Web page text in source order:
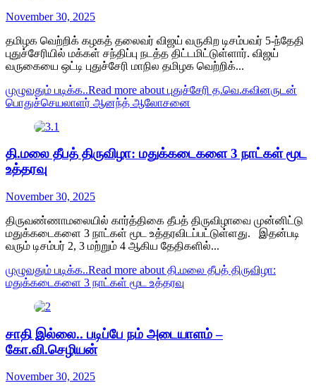
November 30, 2025
தமிழக வெற்றிக் கழகத் தலைவர் விஜய் வருகிற டிசம்பவர் 5-ந்தேதி
புதுச்சேரியில் மக்கள் சந்திப்பு நடத்த திட்டமிட்டுள்ளார். விஜய்
வருகையை ஒட்டி புதுச்சேரி மாநில தமிழக வெற்றிக்...
முழுவதும் படிக்க..Read more about புதுச்சேரி த.வெ.கவினருடன்
பொதுச்செயலாளர் ஆனந்த் ஆலோசனை
தி.மலை தீபத் திருவிழா: மதுக்கடைகளை 3 நாட்கள் மூட
உத்தரவு
November 30, 2025
திருவண்ணாமலையில் கார்த்திகை தீபத் திருவிழாவை முன்னிட்டு
மதுக்கடைகளை 3 நாட்கள் மூட உத்தரவிடப்பட்டுள்ளது. இதன்படி
வரும் டிசம்பர் 2, 3 மற்றும் 4 ஆகிய தேதிகளில்...
முழுவதும் படிக்க..Read more about தி.மலை தீபத் திருவிழா:
மதுக்கடைகளை 3 நாட்கள் மூட உத்தரவு
சாதி இல்லை.. படிப்பே நம் அடையாளம் –
கோ.வி.செழியன்
November 30, 2025